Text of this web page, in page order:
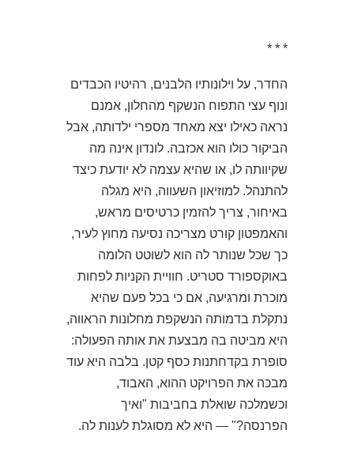
* * *
החדר, על וילונותיו הלבנים, רהיטיו הכבדים
ונוף עצי התפוח הנשקף מהחלון, אמנם
נראה כאילו יצא מאחד מספרי ילדותה, אבל
הביקור כולו הוא אכזבה. לונדון אינה מה
שקיוותה לו, או שהיא עצמה לא יודעת כיצד
להתנהל. למוזיאון השעווה, היא מגלה
באיחור, צריך להזמין כרטיסים מראש,
והאמפטון קורט מצריכה נסיעה מחוץ לעיר,
כך שכל שנותר לה הוא לשוטט הלומה
באוקספורד סטריט. חוויית הקניות לפחות
מוכרת ומרגיעה, אם כי בכל פעם שהיא
נתקלת בדמותה הנשקפת מחלונות הראווה,
היא מביטה בה מבצעת את אותה הפעולה:
סופרת בקדחתנות כסף קטן. בלבה היא עוד
מבכה את הפרויקט ההוא, האבוד,
וכשמלכה שואלת בחביבות "ואיך
הפרנסה?" — היא לא מסוגלת לענות לה.